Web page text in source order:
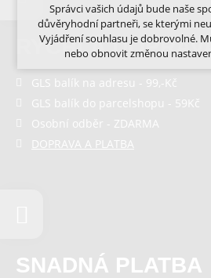
RYCHLÁ
GLS balík na adresu - 99,-Kč
GLS balík do parcelshopu - 59Kč
Osobní odběr - ZDARMA
DOPRAVA A PLATBA
SNADNÁ PLATBA
marketingová cookies
Smartsupp, Heureka)
Více informací o cookies
Správci vašich údajů bude naše
důvěryhodní partneři, se kterými
Vyjádření souhlasu je dobrovolné.
nebo obnovit změnou
Cookies a podobné technologie
pro běh webu, bez nichž nelze web